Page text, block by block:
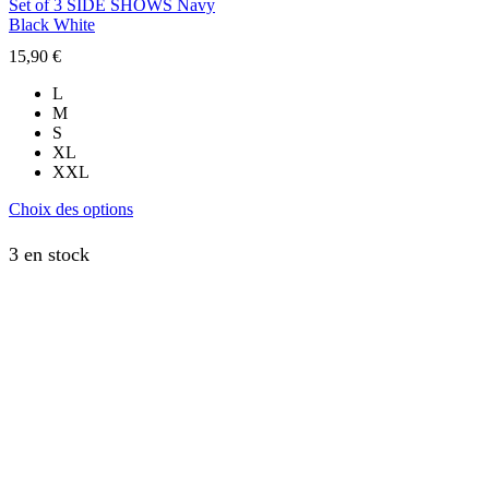
Set of 3 SIDE SHOWS Navy
Black White
15,90 €
L
M
S
XL
XXL
Choix des optionsCe
3 en stock